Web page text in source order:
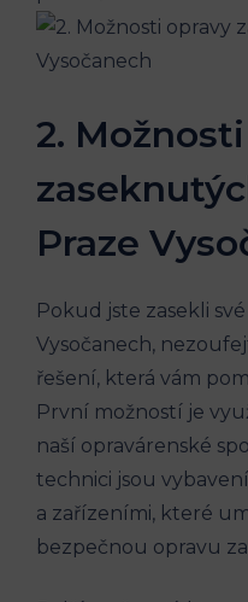
2.
Praze
Pokud jste zasekli
Vysočanech,
řešení, která vám
První možností je
naší opravárenské
technici jsou
a zařízeními, které
bezpečnou opravu